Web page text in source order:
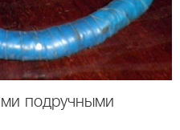
подручными